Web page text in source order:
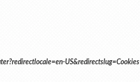
US&redirectslug=Cookies